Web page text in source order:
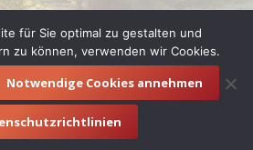
|Impressum|Datenschutzerklärung
Footermenue
für Sie optimal zu gestalten und
zu können, verwenden wir Cookies.
Notwendige Cookies annehmen